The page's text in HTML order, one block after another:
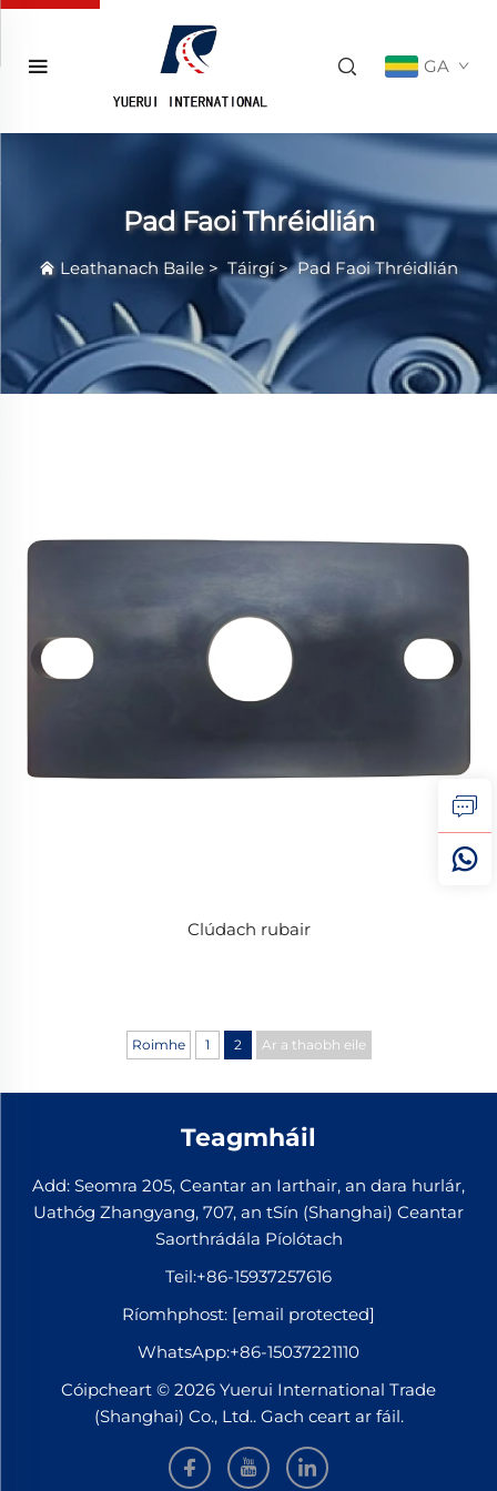
GA
Pad Faoi Thréidlián
Leathanach Baile >Táirgí>Pad Faoi Thréidlián
Clúdach rubair
Roimhe 1 2 Ar a thaobh eile
Teagmháil
Add: Seomra 205, Ceantar an Iarthair, an dara hurlár,
Uathóg Zhangyang, 707, an tSín (Shanghai) Ceantar
Saorthrádála Píolótach
Teil:+86-15937257616
Ríomhphost: [email protected]
WhatsApp:+86-15037221110
Cóipcheart © 2026 Yuerui International Trade
(Shanghai) Co., Ltd.. Gach ceart ar fáil.